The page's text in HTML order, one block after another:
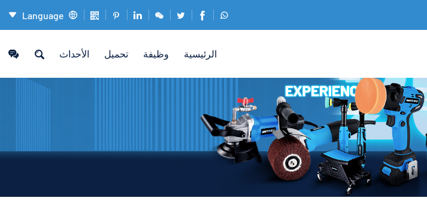








Language

الرئيسية وظيفة تحميل الأحداث 
